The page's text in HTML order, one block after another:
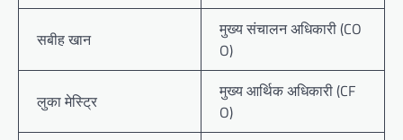
सबीह खान
मुख्य संचालन अधिकारी (CO
O)
लुका मेस्ट्रि
मुख्य आर्थिक अधिकारी (CF
O)